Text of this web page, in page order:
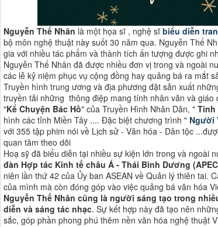
Nguyễn Thế Nhân là một họa sĩ , nghệ sĩ biểu diễn
bộ môn nghệ thuật này suốt 30 năm qua. Nguyễn Thế
gia với nhiều tác phẩm và thành tích ấn tượng được ghi
Nguyễn Thế Nhân đã được nhiều đơn vị trong và ngoài
các lễ kỷ niệm phục vụ cộng đồng hay quảng bá ra mắt
Truyền hình trung ương và địa phương đặt sản xuất
truyền tải những thông điệp mang tính nhân văn và
"Kể Chuyện Bác Hồ" của Truyền Hình Nhân Dân, " Tinh
hình các tỉnh Miền Tây .... Đặc biệt chương trình " Người
với 355 tập phim nói về Lịch sử - Văn hóa - Dân tộc
quan tâm theo dõi
Hoạ sỹ đã biểu diễn tại nhiều sự kiện lớn trong và ngoài
đàn Hợp tác Kinh tế châu Á - Thái Bình Dương
niên lần thứ 42 của Ủy ban ASEAN về Quản lý thiên tai.
của mình mà còn đóng góp vào việc quảng bá văn hóa
Nguyễn Thế Nhân cũng là người sáng tạo trong
diễn và sáng tác nhạc. Sự kết hợp này đã tạo nên
sắc, góp phần phong phú thêm nền văn hóa nghệ thuật